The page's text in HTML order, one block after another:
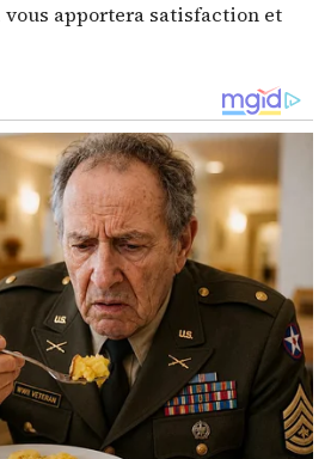
apportera satisfaction et